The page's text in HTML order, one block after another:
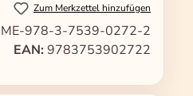
Zum Merkzettel hinzufügen
ME-978-3-7539-0272-2
EAN: 9783753902722